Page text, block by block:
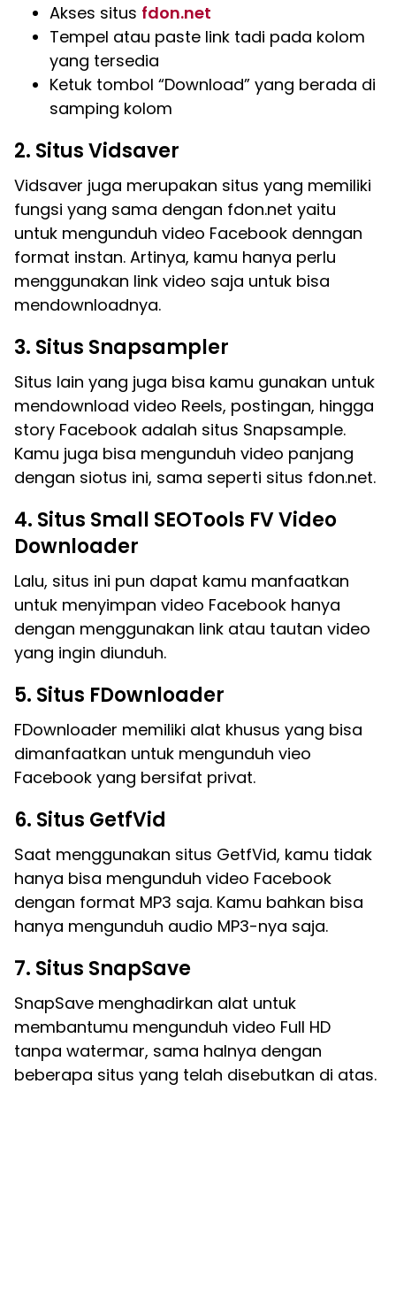
Akses situs fdon.net
Tempel atau paste link tadi pada kolom
yang tersedia
Ketuk tombol “Download” yang berada di
samping kolom
2. Situs Vidsaver
Vidsaver juga merupakan situs yang memiliki
fungsi yang sama dengan fdon.net yaitu
untuk mengunduh video Facebook denngan
format instan. Artinya, kamu hanya perlu
menggunakan link video saja untuk bisa
mendownloadnya.
3. Situs Snapsampler
Situs lain yang juga bisa kamu gunakan untuk
mendownload video Reels, postingan, hingga
story Facebook adalah situs Snapsample.
Kamu juga bisa mengunduh video panjang
dengan siotus ini, sama seperti situs fdon.net.
4. Situs Small SEOTools FV Video
Downloader
Lalu, situs ini pun dapat kamu manfaatkan
untuk menyimpan video Facebook hanya
dengan menggunakan link atau tautan video
yang ingin diunduh.
5. Situs FDownloader
FDownloader memiliki alat khusus yang bisa
dimanfaatkan untuk mengunduh vieo
Facebook yang bersifat privat.
6. Situs GetfVid
Saat menggunakan situs GetfVid, kamu tidak
hanya bisa mengunduh video Facebook
dengan format MP3 saja. Kamu bahkan bisa
hanya mengunduh audio MP3-nya saja.
7. Situs SnapSave
SnapSave menghadirkan alat untuk
membantumu mengunduh video Full HD
tanpa watermar, sama halnya dengan
beberapa situs yang telah disebutkan di atas.